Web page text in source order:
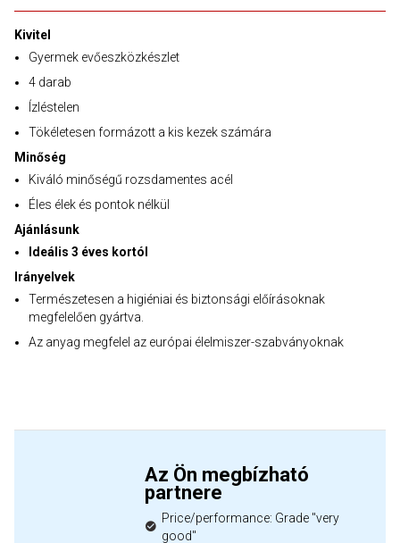
Kivitel
Gyermek evőeszközkészlet
4 darab
Ízléstelen
Tökéletesen formázott a kis kezek számára
Minőség
Kiváló minőségű rozsdamentes acél
Éles élek és pontok nélkül
Ajánlásunk
Ideális 3 éves kortól
Irányelvek
Természetesen a higiéniai és biztonsági előírásoknak
megfelelően gyártva.
Az anyag megfelel az európai élelmiszer-szabványoknak
Az Ön megbízható
partnere
Price/performance: Grade "very
good"